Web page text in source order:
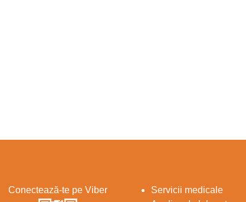
Conectează-te pe Viber
Servicii medicale